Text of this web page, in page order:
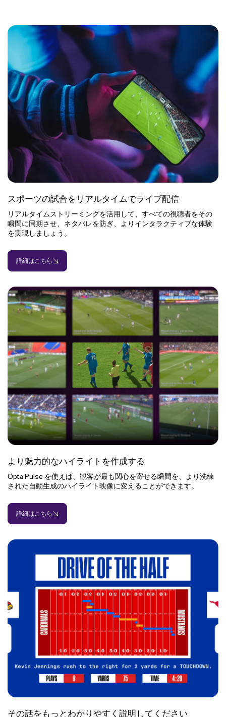
スポーツの試合をリアルタイムでライブ配信
リアルタイムストリーミングを活用して、すべての視聴者をその
瞬間に同期させ、ネタバレを防ぎ、よりインタラクティブな体験
を実現しましょう。
詳細はこちら
より魅力的なハイライトを作成する
Opta Pulse を使えば、観客が最も関心を寄せる瞬間を、より洗練
された自動生成のハイライト映像に変えることができます。
詳細はこちら
その話をもっとわかりやすく説明してください